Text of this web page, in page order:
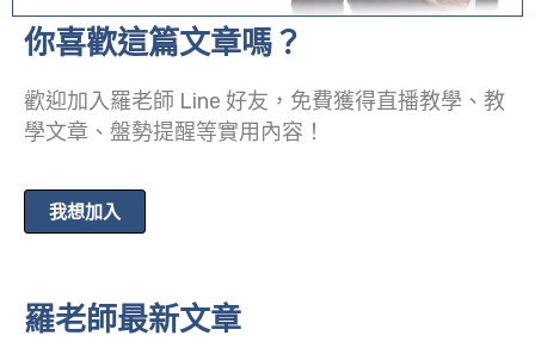
你喜歡這篇文章嗎？
歡迎加入羅老師 Line 好友，免費獲得直播教學、教
學文章、盤勢提醒等實用內容！
我想加入
羅老師最新文章